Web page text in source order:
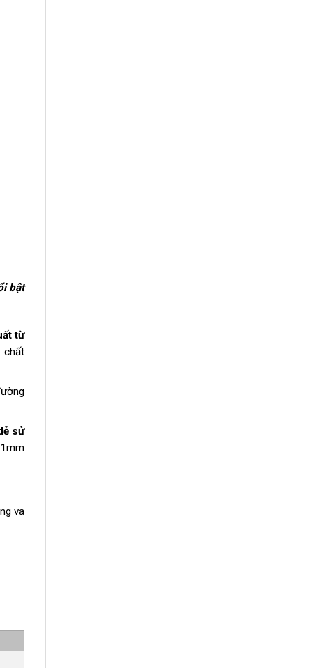
bật
từ
chất
sử
va